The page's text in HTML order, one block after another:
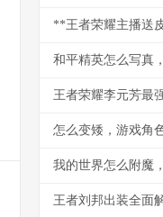
和平精英怎么写真
怎么变矮，游戏角
我的世界怎么附魔
王者刘邦出装全面